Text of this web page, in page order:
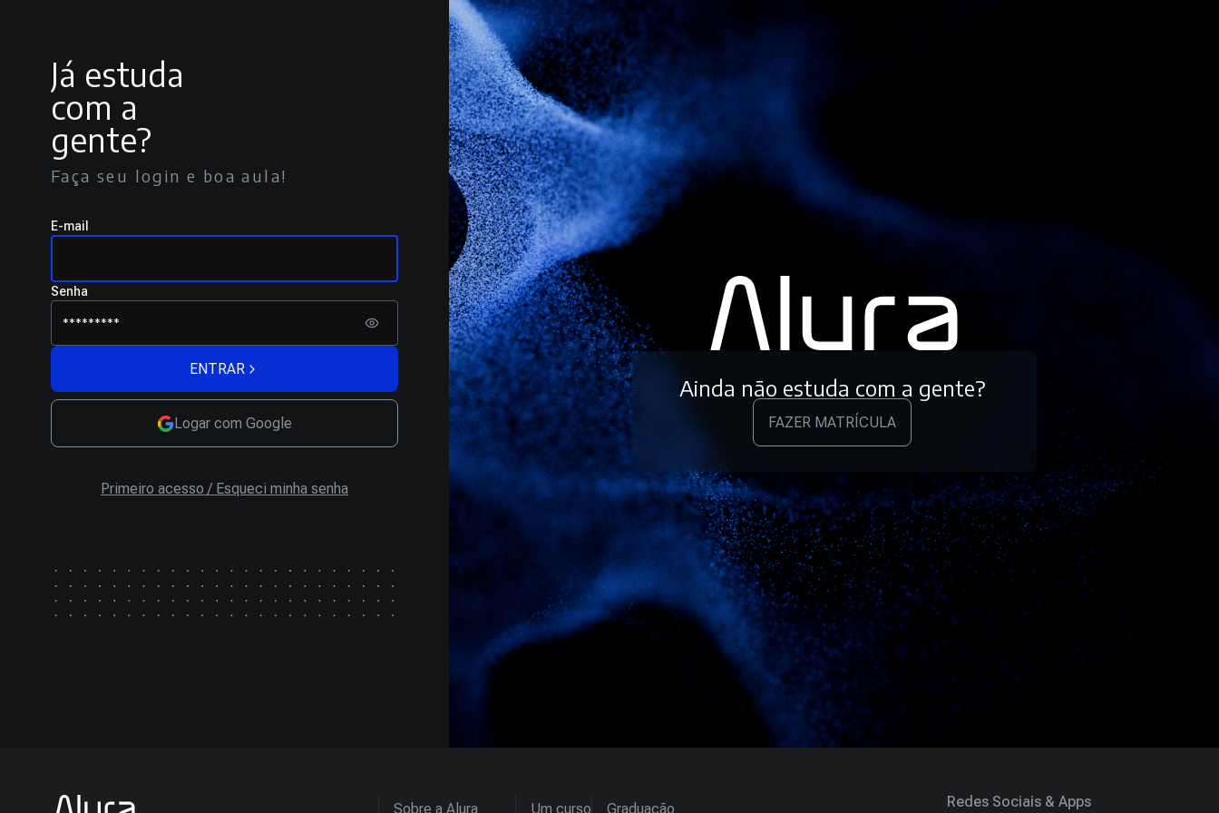
Já estuda
com a
gente?
Faça seu login e boa aula!
E-mail
Senha
ENTRAR
Logar com Google
Primeiro acesso / Esqueci minha senha
Ainda não estuda com a gente?
FAZER MATRÍCULA
Sobre a Alura Um curso Graduação Redes Sociais & Apps